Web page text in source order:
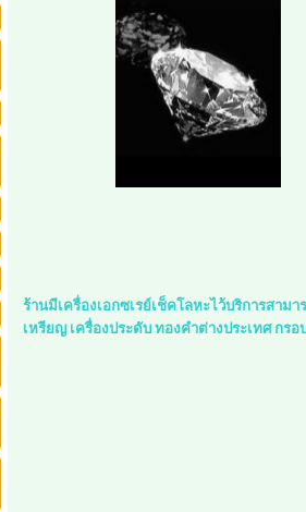
ร้านมีเครื่องเอกซเรย์เช็คโลหะไว้บริการสาม
เหรียญ เครื่องประดับ ทองคำต่างประเทศ กร